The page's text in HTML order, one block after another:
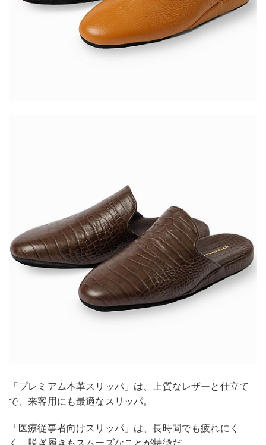
「プレミアム本革スリッパ」は、上質なレザーと仕立て
で、来客用にも最適なスリッパ。
「医療従事者向けスリッパ」は、長時間でも疲れにく
く、脱ぎ履きもスムーズなことが特徴だ。